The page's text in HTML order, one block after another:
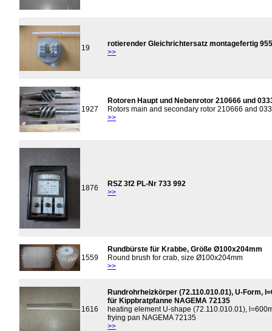
19
rotierender Gleichrichtersatz montagefertig
>>
1927
Rotoren Haupt und Nebenrotor 210666 und
Rotors main and secondary rotor 210666 and
>>
1876
RSZ 3f2 PL-Nr 733 992
>>
1559
Rundbürste für Krabbe, Größe Ø100x204mm
Round brush for crab, size Ø100x204mm
>>
1616
Rundrohrheizkörper (72.110.010.01), U-Form,
für Kippbratpfanne NAGEMA 72135
heating element U-shape (72.110.010.01),
frying pan NAGEMA 72135
>>